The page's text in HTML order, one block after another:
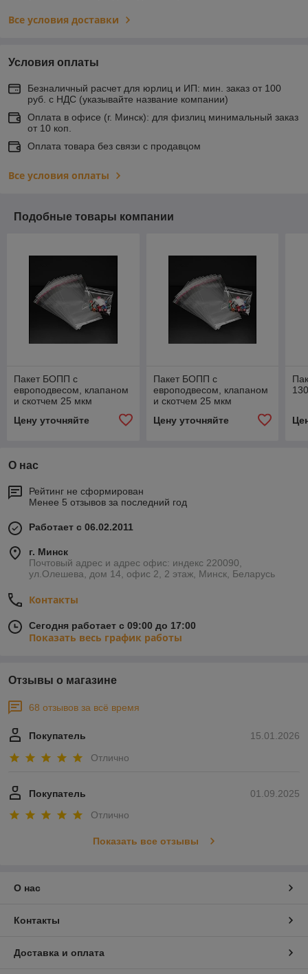
Все условия доставки
Условия оплаты
Безналичный расчет для юрлиц и ИП: мин. заказ от 100
руб. с НДС (указывайте название компании)
Оплата в офисе (г. Минск): для физлиц минимальный заказ
от 10 коп.
Оплата товара без связи с продавцом
Все условия оплаты
Подобные товары компании
Пакет БОПП с
европодвесом, клапаном
и скотчем 25 мкм
Цену уточняйте
Пакет БОПП с
европодвесом, клапаном
и скотчем 25 мкм
Цену уточняйте
О нас
Рейтинг не сформирован
Менее 5 отзывов за последний год
Работает с 06.02.2011
г. Минск
Почтовый адрес и адрес офис: индекс 220090,
ул.Олешева, дом 14, офис 2, 2 этаж, Минск, Беларусь
Контакты
Сегодня работает с 09:00 до 17:00
Показать весь график работы
Отзывы о магазине
68 отзывов за всё время
15.01.2026
Покупатель
Отлично
01.09.2025
Покупатель
Отлично
Показать все отзывы
О нас
Контакты
Доставка и оплата